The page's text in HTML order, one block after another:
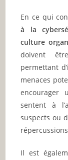
En ce qui
à la
culture
doivent
permettant
menaces
encourager
sentent à
suspects ou
Il est